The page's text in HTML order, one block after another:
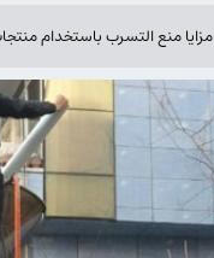
مزايا منع التسرب باستخدام